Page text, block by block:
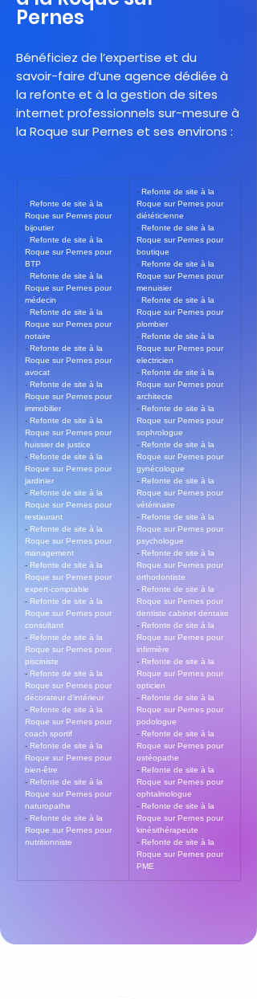
Pernes
Bénéficiez de l’expertise et du
savoir-faire d’une agence dédiée à
la refonte et à la gestion de sites
internet professionnels sur-mesure à
la Roque sur Pernes et ses environs :
- Refonte de site à la
Roque sur Pernes pour
bijoutier
- Refonte de site à la
Roque sur Pernes pour
BTP
- Refonte de site à la
Roque sur Pernes pour
médecin
- Refonte de site à la
Roque sur Pernes pour
notaire
- Refonte de site à la
Roque sur Pernes pour
avocat
- Refonte de site à la
Roque sur Pernes pour
immobilier
- Refonte de site à la
Roque sur Pernes pour
huissier de justice
- Refonte de site à la
Roque sur Pernes pour
jardinier
- Refonte de site à la
Roque sur Pernes pour
restaurant
- Refonte de site à la
Roque sur Pernes pour
management
- Refonte de site à la
Roque sur Pernes pour
expert-comptable
- Refonte de site à la
Roque sur Pernes pour
consultant
- Refonte de site à la
Roque sur Pernes pour
pisciniste
- Refonte de site à la
Roque sur Pernes pour
décorateur d’intérieur
- Refonte de site à la
Roque sur Pernes pour
coach sportif
- Refonte de site à la
Roque sur Pernes pour
bien-être
- Refonte de site à la
Roque sur Pernes pour
naturopathe
- Refonte de site à la
Roque sur Pernes pour
nutritionniste
- Refonte de site à la
Roque sur Pernes pour
diététicienne
- Refonte de site à la
Roque sur Pernes pour
boutique
- Refonte de site à la
Roque sur Pernes pour
menuisier
- Refonte de site à la
Roque sur Pernes pour
plombier
- Refonte de site à la
Roque sur Pernes pour
electricien
- Refonte de site à la
Roque sur Pernes pour
architecte
- Refonte de site à la
Roque sur Pernes pour
sophrologue
- Refonte de site à la
Roque sur Pernes pour
gynécologue
- Refonte de site à la
Roque sur Pernes pour
vétérinaire
- Refonte de site à la
Roque sur Pernes pour
psychologue
- Refonte de site à la
Roque sur Pernes pour
orthodontiste
- Refonte de site à la
Roque sur Pernes pour
dentiste cabinet dentaire
- Refonte de site à la
Roque sur Pernes pour
infirmière
- Refonte de site à la
Roque sur Pernes pour
opticien
- Refonte de site à la
Roque sur Pernes pour
podologue
- Refonte de site à la
Roque sur Pernes pour
ostéopathe
- Refonte de site à la
Roque sur Pernes pour
ophtalmologue
- Refonte de site à la
Roque sur Pernes pour
kinésithérapeute
- Refonte de site à la
Roque sur Pernes pour
PME